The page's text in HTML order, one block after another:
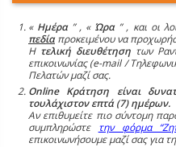
« Ημέρα” , « Ώρα” , και οι
πεδίαπροκειμένου να
Η τελική διευθέτησητων
επικοινωνίας (e-mail /
Πελατών μαζί σας.
Online Κράτηση είναι
τουλάχιστον επτά (7) ημέρων.
Αν επιθυμείτε πιο σύντομη
συμπληρώστε την φόρμα
επικοινωνήσουμε μαζί σας για